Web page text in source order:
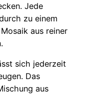
Jede
zu einem
aus reiner
sich jederzeit
Das
aus